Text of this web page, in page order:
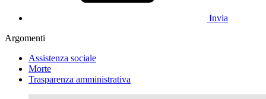
Invia
Argomenti
Assistenza sociale
Morte
Trasparenza amministrativa